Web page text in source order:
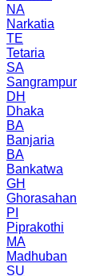
NA
Narkatia
TE
Tetaria
SA
Sangrampur
DH
Dhaka
BA
Banjaria
BA
Bankatwa
GH
Ghorasahan
PI
Piprakothi
MA
Madhuban
SU